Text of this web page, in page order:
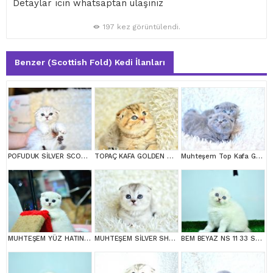
Detaylar ıcın whatsaptan ulaşınız
197 kez görüntülendi.
Benzer (Scottish Fold) Kedi İlanları
POFUDUK SİLVER SCOTTİSH FOLD TOPAÇ KAFA GOLDEN SCOTTİSH FOLD Muhteşem Top Kafa Gri Scottish Fold
MUHTEŞEM YÜZ HATINA SAHİP SİLVER SCOTTİSH FOLD MUHTEŞEM SİLVER SHADED SCOTTİSH FOLD BEM BEYAZ NS 11 33 SCOTTİSH FOLD